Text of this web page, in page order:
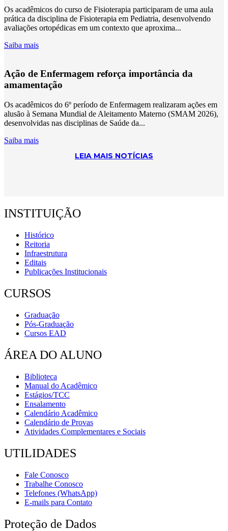
Os acadêmicos do curso de Fisioterapia participaram de uma aula
prática da disciplina de Fisioterapia em Pediatria, desenvolvendo
avaliações ortopédicas em um contexto que aproxima...
Saiba mais
Ação de Enfermagem reforça importância da
amamentação
Os acadêmicos do 6º período de Enfermagem realizaram ações em
alusão à Semana Mundial de Aleitamento Materno (SMAM 2026),
desenvolvidas nas disciplinas de Saúde da...
Saiba mais
LEIA MAIS NOTÍCIAS
INSTITUIÇÃO
Histórico
Reitoria
Infraestrutura
Editais
Publicações Institucionais
CURSOS
Graduação
Pós-Graduação
Cursos EAD
ÁREA DO ALUNO
Biblioteca
Manual do Acadêmico
Estágios/TCC
Ensalamento
Calendário Acadêmico
Calendário de Provas
Atividades Complementares e Sociais
UTILIDADES
Fale Conosco
Trabalhe Conosco
Telefones (WhatsApp)
E-mails para Contato
Proteção de Dados